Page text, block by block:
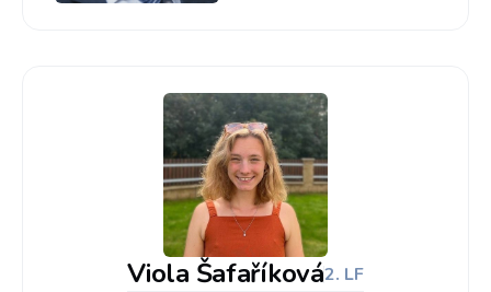
Viola Šafaříková2. LF